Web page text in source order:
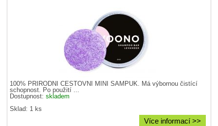
100% PŘÍRODNÍ CESTOVNÍ MINI ŠAMPUK. Má výbornou čistící
schopnost. Po použití ...
Dostupnost:skladem
Sklad: 1 ks
Více informací >>